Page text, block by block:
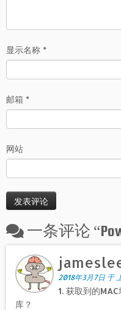
显示名称 *
邮箱 *
网站
一条评论 “
2018年3月7日 于
1. 获取到的
库？